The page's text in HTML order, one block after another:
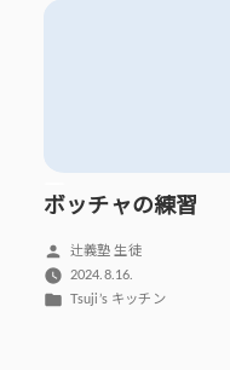
ボッチャの練習
投
稿
者:
辻義塾 生徒
2024.8.16.
カTsuji’s キッチン